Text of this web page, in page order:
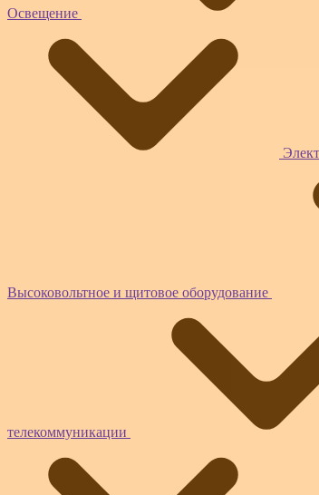
Освещение
Высоковольтное и щитовое оборудование
телекоммуникации